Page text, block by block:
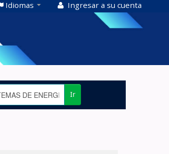
Idiomas Ingresar a su cuenta
Ir